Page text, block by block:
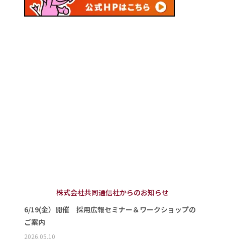
株式会社共同通信社からのお知らせ
6/19(金）開催 採用広報セミナー＆ワークショップの
ご案内
2026.05.10